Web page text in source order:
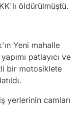
öldürülmüştü.
Yeni mahalle
patlayıcı ve
bir motosiklete
yerlerinin camları